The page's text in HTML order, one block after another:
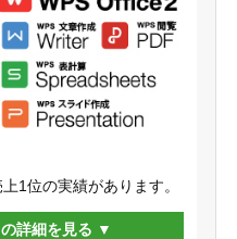
1位の実績があります。
詳細を見る